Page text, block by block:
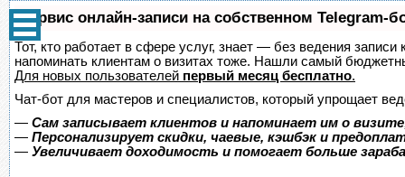
Сервис онлайн-записи на собственном Telegram-
Тот, кто работает в сфере услуг, знает — без ведения
напоминать клиентам о визитах тоже. Нашли самый
Для новых пользователей первый месяц бесплатно.
Чат-бот для мастеров и специалистов, который упрощает
— Сам записывает клиентов и напоминает им о
— Персонализирует скидки, чаевые, кэшбэк и
— Увеличивает доходимость и помогает больше